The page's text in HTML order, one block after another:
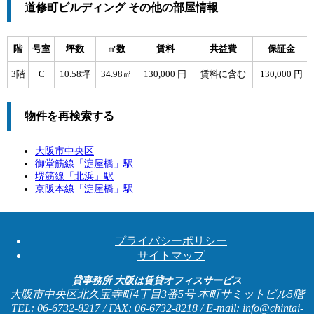
道修町ビルディング その他の部屋情報
階 号室 坪数 ㎡数 賃料 共益費 保証金
3階 C 10.58坪 34.98㎡ 130,000 円 賃料に含む 130,000 円
物件を再検索する
大阪市中央区
御堂筋線「 淀屋橋 」駅
堺筋線「 北浜 」駅
京阪本線「 淀屋橋 」駅
プライバシーポリシー
サイトマップ
貸事務所 大阪は賃貸オフィスサービス
大阪市中央区北久宝寺町4丁目3番5号 本町サミットビル5階
TEL: 06-6732-8217 / FAX: 06-6732-8218 / E-mail: info@chintai-